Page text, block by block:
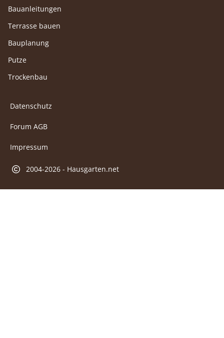
Bauanleitungen
Terrasse bauen
Bauplanung
Putze
Trockenbau
Datenschutz
Forum AGB
Impressum
2004-2026 - Hausgarten.net